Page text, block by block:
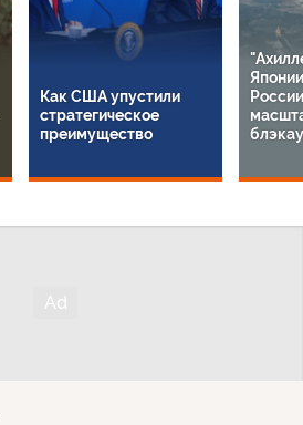
Как США упустили
стратегическое
преимущество